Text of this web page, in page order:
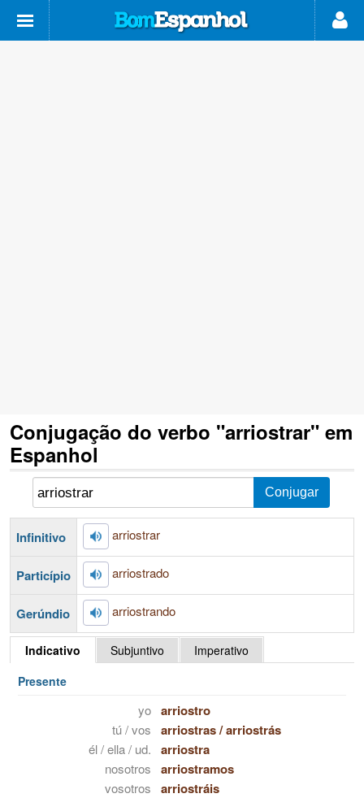
Conjugação do verbo "arriostrar" em
Espanhol
Infinitivo arriostrar
Particípio arriostrado
Gerúndio arriostrando
Indicativo Subjuntivo
Imperativo
Presente
yo arriostro
tú / vos arriostras/arriostrás
él / ella / ud. arriostra
nosotros arriostramos
vosotros arriostráis